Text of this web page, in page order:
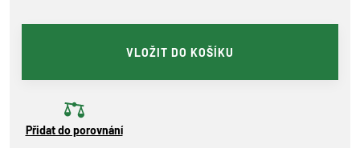
VLOŽIT DO KOŠÍKU
Přidat do porovnání